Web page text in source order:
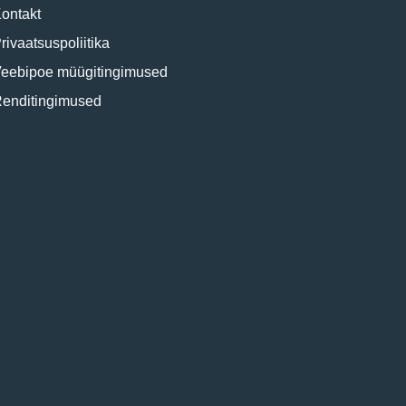
müügitingimused